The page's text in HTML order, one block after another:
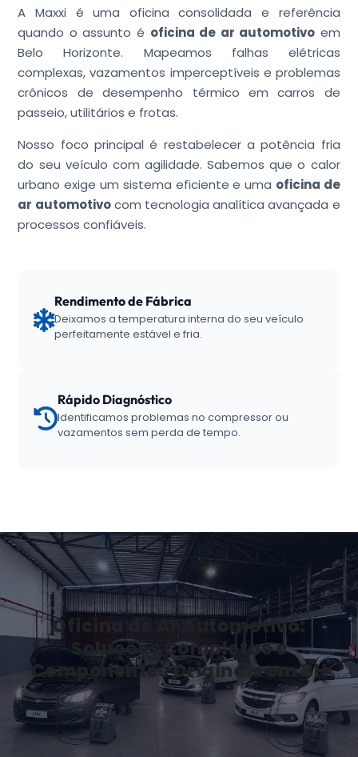
A Maxxi é uma oficina consolidada e referência
quando o assunto é oficina de ar automotivo em
Belo Horizonte. Mapeamos falhas elétricas
complexas, vazamentos imperceptíveis e problemas
crônicos de desempenho térmico em carros de
passeio, utilitários e frotas.
Nosso foco principal é restabelecer a potência fria
do seu veículo com agilidade. Sabemos que o calor
urbano exige um sistema eficiente e uma oficina de
ar automotivocom tecnologia analítica avançada e
processos confiáveis.
Rendimento de Fábrica
Deixamos a temperatura interna do seu veículo
perfeitamente estável e fria.
Rápido Diagnóstico
Identificamos problemas no compressor ou
vazamentos sem perda de tempo.
Oficina de Ar Automotivo:
Soluções Completas e
Componentes Originais em BH